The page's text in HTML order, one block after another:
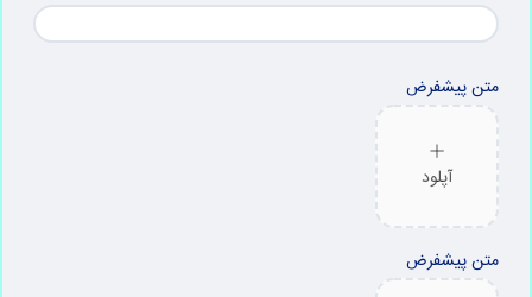
متن پیشفرض
آپلود
متن پیشفرض